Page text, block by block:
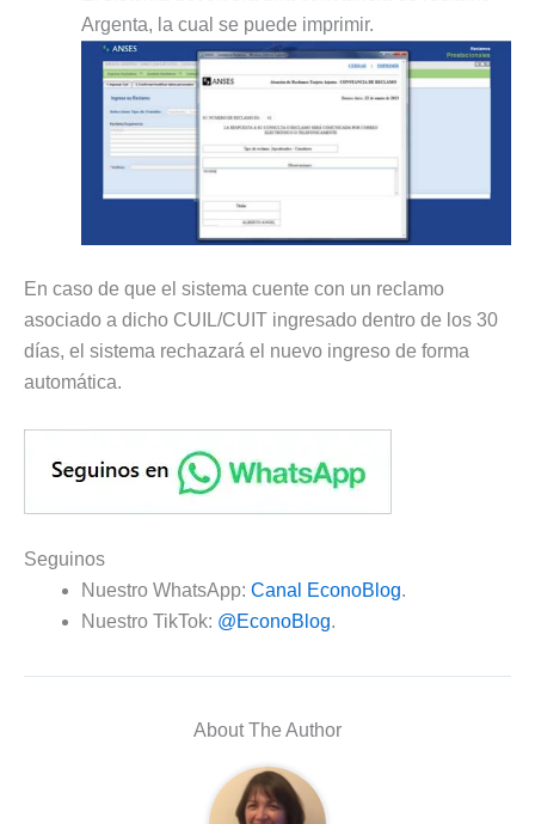
Argenta, la cual se puede imprimir.
En caso de que el sistema cuente con un reclamo
asociado a dicho CUIL/CUIT ingresado dentro de los 30
días, el sistema rechazará el nuevo ingreso de forma
automática.
Seguinos
Nuestro WhatsApp: Canal EconoBlog.
Nuestro TikTok: @EconoBlog.
About The Author